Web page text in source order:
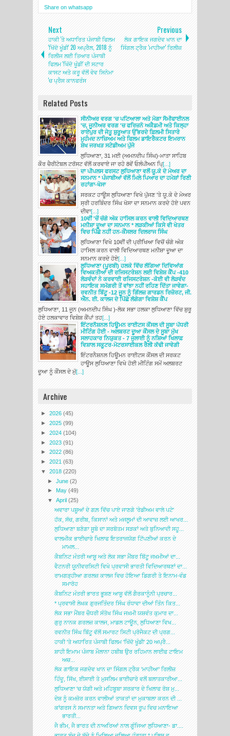
Share on whatsapp
Next
ਹਾਕੀ 'ਤੇ ਅਧਾਰਿਤ ਪੰਜਾਬੀ ਫਿਲਮ
'ਖਿੱਦੋ ਖੂੰਡੀ' 20 ਅਪ੍ਰੈਲ, 2018 ਨੂੰ
ਰਿਲੀਜ ਲਈ ਤਿਆਰ ਪੰਜਾਬੀ
ਫਿਲਮ 'ਖਿੱਦੋ ਖੂੰਡੀ' ਦੀ ਸਟਾਰ
ਕਾਸਟ ਅਤੇ ਕਰੂ ਵੱਲੋਂ ਵੇਵ ਸਿਨੇਮਾ
'ਚ ਪ੍ਰੈਸ ਕਾਨਫਰੰਸ
Previous
ਲੋਕ ਗਾਇਕ ਜਗਦੇਵ ਖਾਨ ਦਾ
ਸਿੰਗਲ ਟ੍ਰੈਕ 'ਮਾਹੀਆ' ਰਿਲੀਜ਼
Related Posts
ਸੀਨੀਅਰ ਵਰਗ 'ਚ ਪਟਿਆਲਾ ਅਤੇ ਮੋਗਾ ਸੈਮੀਫਾਈਨਲ
'ਚ, ਜੂਨੀਅਰ ਵਰਗ 'ਚ ਫਰਿਜ਼ਨੋ ਅਕੈਡਮੀ ਅਤੇ ਕਿਲ੍ਹਾ
ਰਾਏਪੁਰ ਦੀ ਜੇਤੂ ਸ਼ੁਰੂਆਤ ਉੱਭਰਦੇ ਫ਼ਿਲਮੀ ਸਿਤਾਰੇ
ਮੁਹੰਮਦ ਨਾਜ਼ਿਅਮ ਅਤੇ ਫਿਲਮ ਡਾਇਰੈਕਟਰ ਇਮਰਾਨ
ਸ਼ੇਖ ਜਰਖੜ ਸਟੇਡੀਅਮ ਪੁੱਜੇ
ਲੁਧਿਆਣਾ, 31 ਮਈ (ਅਮਨਦੀਪ ਸਿੰਘ)-ਮਾਤਾ ਸਾਹਿਬ
ਕੌਰ ਚੈਰੀਟੇਬਲ ਟਰੱਸਟ ਵੱਲੋਂ ਕਰਵਾਏ ਜਾ ਰਹੇ 8ਵੇਂ ਓਲੰਪੀਅਨ ਪਿ੍[...]
ਦਾ ਪੀਪਲਸ ਫਰਸਟ ਲੁਧਿਆਣਾ ਵਲੋਂ ਯੂ.ਕੇ ਦੇ ਮੇਅਰ ਦਾ
ਸਨਮਾਨ * ਪੰਜਾਬੀਆਂ ਵੱਲੋਂ ਮਿਲੇ ਪਿਆਰ ਦਾ ਹਮੇਸ਼ਾਂ ਰਿਣੀ
ਰਹਾਂਗਾ-ਖੋਸਾ
ਸਰਕਟ ਹਾਊਸ ਲੁਧਿਆਣਾ ਵਿਖੇ ਪੁੱਜਣ 'ਤੇ ਯੂ.ਕੇ ਦੇ ਮੇਅਰ
ਸ੍ਰੀ ਹਰਬਿੰਦਰ ਸਿੰਘ ਖੋਸਾ ਦਾ ਸਨਮਾਨ ਕਰਦੇ ਹੋਏ ਪਵਨ
ਦੀਵਾ[...]
10ਵੀਂ 'ਚੋਂ ਚੰਗੇ ਅੰਕ ਹਾਸਿਲ ਕਰਨ ਵਾਲੀ ਵਿਦਿਆਰਥਣ
ਮਨੀਸ਼ਾ ਦੂਆ ਦਾ ਸਨਮਾਨ * ਲੜਕੀਆਂ ਕਿਸੇ ਵੀ ਖੇਤਰ
ਵਿਚ ਪਿੱਛੇ ਨਹੀਂ ਹਨ-ਕੌਂਸਲਰ ਦਿਲਰਾਜ ਸਿੰਘ
ਲੁਧਿਆਣਾ ਵਿਖੇ 10ਵੀਂ ਦੀ ਪ੍ਰੀਖਿਆ ਵਿਚੋਂ ਚੰਗੇ ਅੰਕ
ਹਾਸਿਲ ਕਰਨ ਵਾਲੀ ਵਿਦਿਆਰਥਣ ਮਨੀਸ਼ਾ ਦੂਆ ਦਾ
ਸਨਮਾਨ ਕਰਦੇ ਹੋਏ[...]
ਲੁਧਿਆਣਾ (ਪੂਰਬੀ) ਹਲਕੇ ਵਿੱਚ ਲੱਗਿਆ ਦਿਵਿਆਂਗ
ਵਿਅਕਤੀਆਂ ਦੀ ਰਜਿਸਟਰੇਸ਼ਨ ਲਈ ਵਿਸ਼ੇਸ਼ ਕੈਂਪ -410
ਲੋੜਵੰਦਾਂ ਨੇ ਕਰਵਾਈ ਰਜਿਸਟਰੇਸ਼ਨ -ਕੋਈ ਵੀ ਲੋੜਵੰਦ
ਸਹਾਇਕ ਸਮੱਗਰੀ ਤੋਂ ਵਾਂਝਾ ਨਹੀਂ ਰਹਿਣ ਦਿੱਤਾ ਜਾਵੇਗਾ-
ਰਵਨੀਤ ਬਿੱਟੂ -12 ਜੂਨ ਨੂੰ ਗਿੱਲਜ਼ ਗਾਰਡਨ ਰਿਜ਼ੋਰਟ, ਜੀ.
ਐੱਨ. ਈ. ਕਾਲਜ ਦੇ ਪਿੱਛੇ ਲੱਗੇਗਾ ਵਿਸ਼ੇਸ਼ ਕੈਂਪ
ਲੁਧਿਆਣਾ, 11 ਜੂਨ (ਅਮਨਦੀਪ ਸਿੰਘ )-ਲੋਕ ਸਭਾ ਹਲਕਾ ਲੁਧਿਆਣਾ ਵਿੱਚ ਸ਼ੁਰੂ
ਹੋਏ ਹਲਕਾਵਾਰ ਵਿਸ਼ੇਸ਼ ਕੈਂਪਾਂ ਤਹ[...]
ਇੰਟਰਨੈਸ਼ਨਲ ਹਿਊਮਨ ਰਾਈਟਸ ਕੌਂਸਲ ਦੀ ਸੂਬਾ ਪੱਧਰੀ
ਮੀਟਿੰਗ ਹੋਈ - ਅਲਬਰਟ ਦੂਆ ਕੌਂਸਲ ਦੇ ਸੂਬਾ ਮੁੱਖ
ਸਲਾਹਕਾਰ ਨਿਯੁਕਤ - 7 ਜੁਲਾਈ ਨੂੰ ਨਸ਼ਿਆਂ ਖਿਲਾਫ਼
ਵਿਸ਼ਾਲ ਸਕੂਟਰ-ਮੋਟਰਸਾਈਕਲ ਰੈਲੀ ਕੱਢੀ ਜਾਵੇਗੀ
ਇੰਟਰਨੈਸ਼ਨਲ ਹਿਊਮਨ ਰਾਈਟਸ ਕੌਂਸਲ ਦੀ ਸਰਕਟ
ਹਾਊਸ ਲੁਧਿਆਣਾ ਵਿਖੇ ਹੋਈ ਮੀਟਿੰਗ ਸਮੇਂ ਅਲਬਰਟ
ਦੂਆ ਨੂੰ ਕੌਂਸਲ ਦੇ ਮੁੱ[...]
Archive
► 2026 (45)
► 2025 (99)
► 2024 (104)
► 2023 (91)
► 2022 (86)
► 2021 (63)
▼ 2018 (220)
►June(2)
► May(49)
▼April(25)
ਅਵਾਰਾ ਪਸ਼ੂਆਂ ਦੇ ਗਲ਼ ਵਿੱਚ ਪਾਏ ਜਾਣਗੇ 'ਰੇਡੀਅਮ ਵਾਲੇ ਪਟੇ'
ਹੱਕ, ਸੱਚ, ਗਰੀਬ, ਕਿਸਾਨਾਂ ਅਤੇ ਮਜਲੂਮਾਂ ਦੀ ਆਵਾਜ਼ ਲਈ ਆਖਰ...
ਲੁਧਿਆਣਾ ਬਣੇਗਾ ਸੂਬੇ ਦਾ ਸਰਬੋਤਮ ਸੜਕਾਂ ਅਤੇ ਬੁਨਿਆਦੀ ਸਹੂ...
ਵਾਲਮੀਕ ਭਾਈਚਾਰੇ ਖਿਲਾਫ ਇਤਰਾਜਯੋਗ ਟਿੱਪਣੀਆਂ ਕਰਨ ਦੇ
ਮਾਮਲ...
ਕੈਬਨਿਟ ਮੰਤਰੀ ਆਸ਼ੂ ਅਤੇ ਲੋਕ ਸਭਾ ਮੈਂਬਰ ਬਿੱਟੂ ਜਖ਼ਮੀਆਂ ਦਾ...
ਵੈਟਨਰੀ ਯੂਨੀਵਰਸਿਟੀ ਵਿਖੇ ਪ੍ਰਵਾਸੀ ਭਾਰਤੀ ਵਿਦਿਆਰਥਣਾਂ ਦਾ...
ਰਾਮਗੜ੍ਹੀਆ ਗਰਲਜ਼ ਕਾਲਜ ਵਿਚ ਹੋਇਆ ਡਿਗਰੀ ਤੇ ਇਨਾਮ-ਵੰਡ
ਸਮਾਰੋਹ
ਕੈਬਨਿਟ ਮੰਤਰੀ ਭਾਰਤ ਭੂਸ਼ਣ ਆਸ਼ੂ ਵੱਲੋਂ ਗੈਰਕਾਨੂੰਨੀ ਪ੍ਰਚਾਰ...
* ਪ੍ਰਵਾਸੀ ਲੇਖਕ ਗੁਰਜਤਿੰਦਰ ਸਿੰਘ ਰੰਧਾਵਾ ਦੀਆਂ ਤਿੰਨ ਕਿਤ...
ਲੋਕ ਸਭਾ ਮੈਂਬਰ ਚੌਧਰੀ ਸੰਤੋਖ ਸਿੰਘ ਜਖ਼ਮੀ ਯਸ਼ਵੰਤ ਕੁਮਾਰ ਦਾ...
ਗੁਰੁ ਨਾਨਕ ਗਰਲਜ਼ ਕਾਲਜ, ਮਾਡਲ ਟਾਊਨ, ਲੁਧਿਆਣਾ ਵਿਖ...
ਰਵਨੀਤ ਸਿੰਘ ਬਿੱਟੂ ਵੱਲੋਂ ਸਮਾਰਟ ਸਿਟੀ ਪ੍ਰੋਜੈਕਟ ਦੀ ਪ੍ਰਗ...
ਹਾਕੀ 'ਤੇ ਅਧਾਰਿਤ ਪੰਜਾਬੀ ਫਿਲਮ 'ਖਿੱਦੋ ਖੂੰਡੀ' 20 ਅਪ੍ਰੈ...
ਸ਼ਾਹੀ ਇਮਾਮ ਪੰਜਾਬ ਮੌਲਾਨਾ ਹਬੀਬ ਉਰ ਰਹਿਮਾਨ ਲਾਈਫ ਟਾਇਮ
ਅਚ...
ਲੋਕ ਗਾਇਕ ਜਗਦੇਵ ਖਾਨ ਦਾ ਸਿੰਗਲ ਟ੍ਰੈਕ 'ਮਾਹੀਆ' ਰਿਲੀਜ਼
ਹਿੰਦੂ, ਸਿੱਖ, ਈਸਾਈ ਤੇ ਮੁਸਲਿਮ ਭਾਈਚਾਰੇ ਵਲੋਂ ਬਲਾਤਕਾਰੀਆ...
ਲੁਧਿਆਣਾ 'ਚ ਯੋਗੀ ਅਤੇ ਮਹਿਬੂਬਾ ਸਰਕਾਰ ਦੇ ਖਿਲਾਫ ਰੋਸ਼ ਮੁ...
ਦੇਸ਼ ਨੂੰ ਕਮਜ਼ੋਰ ਕਰਨ ਵਾਲੀਆਂ ਤਾਕਤਾਂ ਦਾ ਮੁਕਾਬਲਾ ਕਰਨ ਦੀ ...
ਕਾਂਗਰਸ ਨੇ ਸਮਾਨਤਾ ਅਤੇ ਗਿਆਨ ਦਿਵਸ ਰੂਪ ਵਿਚ ਮਨਾਇਆ
ਭਾਰਤੀ...
ਜੈ ਭੀਮ, ਜੈ ਭਾਰਤ ਦੀ ਨਾਅਰਿਆਂ ਨਾਲ ਗੂੰਜਿਆ ਲੁਧਿਆਣਾ- ਡਾ....